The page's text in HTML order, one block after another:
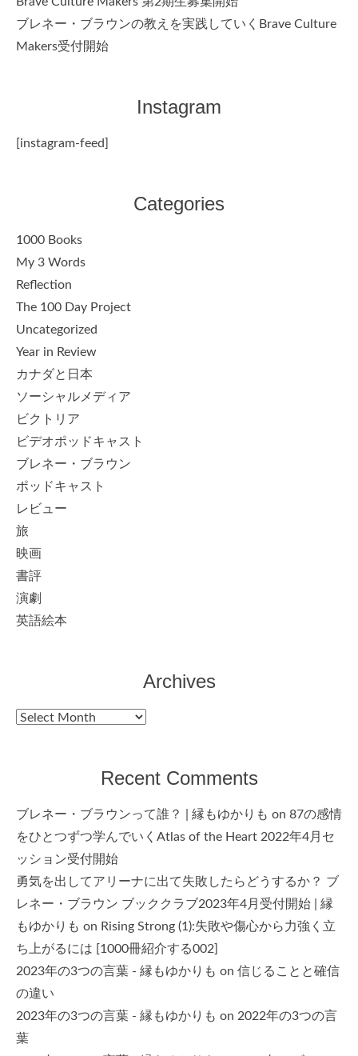
ブレネー・ブラウンの教えを実践していくBrave Culture
Makers受付開始
Instagram
[instagram-feed]
Categories
1000 Books
My 3 Words
Reflection
The 100 Day Project
Uncategorized
Year in Review
カナダと日本
ソーシャルメディア
ビクトリア
ビデオポッドキャスト
ブレネー・ブラウン
ポッドキャスト
レビュー
旅
映画
書評
演劇
英語絵本
Archives
Archives
Recent Comments
ブレネー・ブラウンって誰？ | 縁もゆかりも on 87の感情
をひとつずつ学んでいくAtlas of the Heart 2022年4月セ
ッション受付開始
勇気を出してアリーナに出て失敗したらどうするか？ ブ
レネー・ブラウン ブッククラブ2023年4月受付開始 | 縁
もゆかりも on Rising Strong (1):失敗や傷心から力強く立
ち上がるには [1000冊紹介する002]
2023年の3つの言葉 - 縁もゆかりも on 信じることと確信
の違い
2023年の3つの言葉 - 縁もゆかりも on 2022年の3つの言
葉